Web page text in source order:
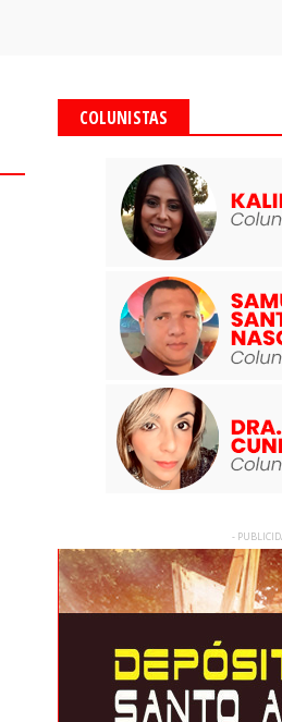
COLUNISTAS
-